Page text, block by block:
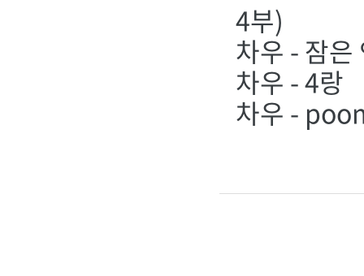
4부)
차우 - 잠은
차우 - 4랑
차우 -